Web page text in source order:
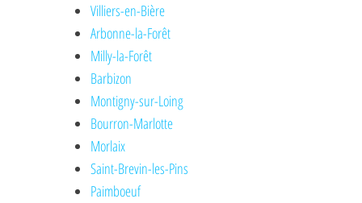
Villiers-en-Bière
Arbonne-la-Forêt
Milly-la-Forêt
Barbizon
Montigny-sur-Loing
Bourron-Marlotte
Morlaix
Saint-Brevin-les-Pins
Paimboeuf